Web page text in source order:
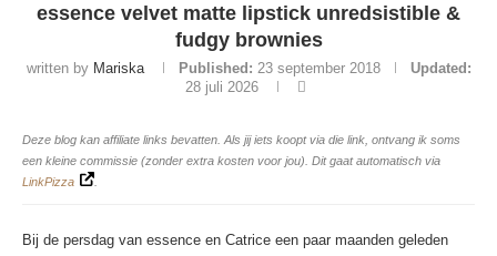
essence velvet matte lipstick unredsistible &
fudgy brownies
written by Mariska Published: 23 september 2018
Updated:
28 juli 2026
Deze blog kan affiliate links bevatten. Als jij iets koopt via die link, ontvang ik soms
een kleine commissie (zonder extra kosten voor jou). Dit gaat automatisch via
LinkPizza
Bij de persdag van essence en Catrice een paar maanden geleden